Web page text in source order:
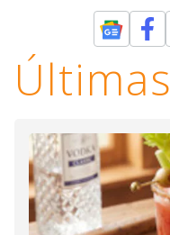
Últimas